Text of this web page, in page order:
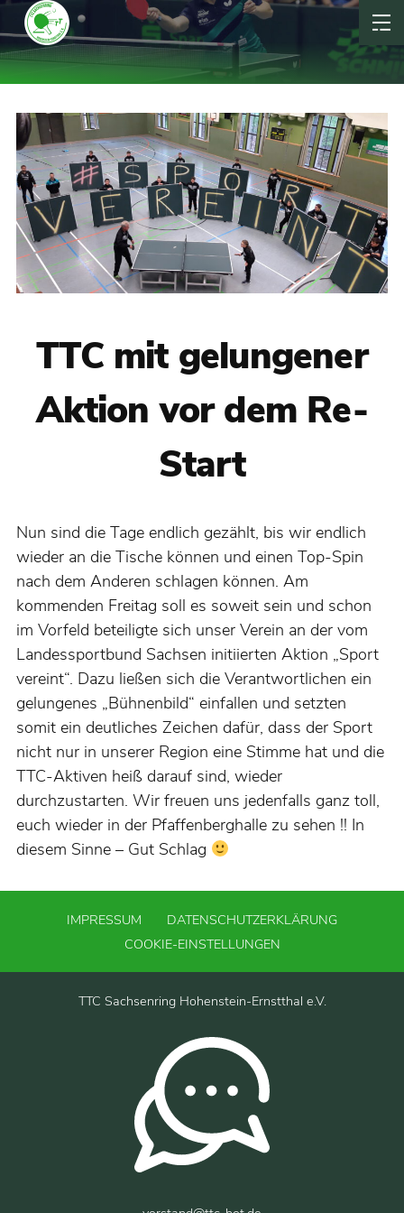
TTC mit gelungener
Aktion vor dem Re-
Start
Nun sind die Tage endlich gezählt, bis wir endlich
wieder an die Tische können und einen Top-Spin
nach dem Anderen schlagen können. Am
kommenden Freitag soll es soweit sein und schon
im Vorfeld beteiligte sich unser Verein an der vom
Landessportbund Sachsen initiierten Aktion „Sport
vereint“. Dazu ließen sich die Verantwortlichen ein
gelungenes „Bühnenbild“ einfallen und setzten
somit ein deutliches Zeichen dafür, dass der Sport
nicht nur in unserer Region eine Stimme hat und die
TTC-Aktiven heiß darauf sind, wieder
durchzustarten. Wir freuen uns jedenfalls ganz toll,
euch wieder in der Pfaffenberghalle zu sehen !! In
diesem Sinne – Gut Schlag
IMPRESSUM
DATENSCHUTZERKLÄRUNG
COOKIE-EINSTELLUNGEN
TTC Sachsenring Hohenstein-Ernstthal e.V.